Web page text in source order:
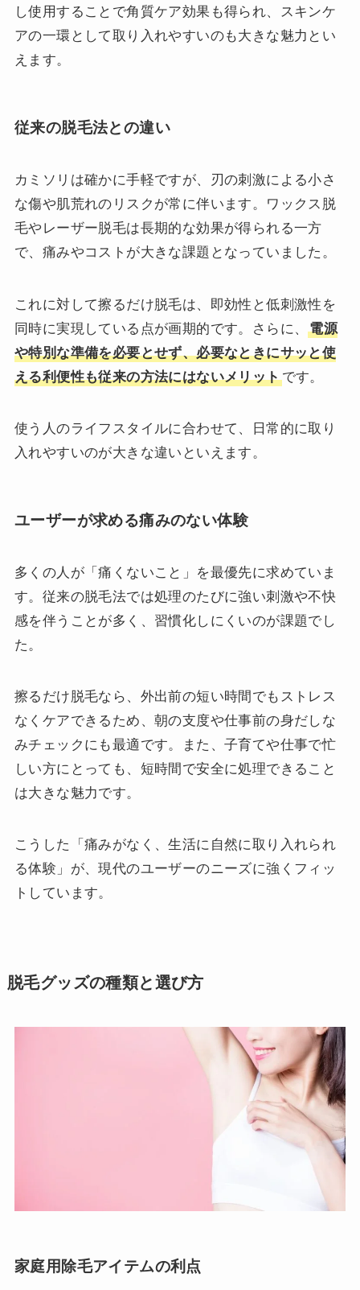
し使用することで角質ケア効果も得られ、スキンケ
アの一環として取り入れやすいのも大きな魅力とい
えます。
従来の脱毛法との違い
カミソリは確かに手軽ですが、刃の刺激による小さ
な傷や肌荒れのリスクが常に伴います。ワックス脱
毛やレーザー脱毛は長期的な効果が得られる一方
で、痛みやコストが大きな課題となっていました。
これに対して擦るだけ脱毛は、即効性と低刺激性を
同時に実現している点が画期的です。さらに、電源
や特別な準備を必要とせず、必要なときにサッと使
える利便性も従来の方法にはないメリットです。
使う人のライフスタイルに合わせて、日常的に取り
入れやすいのが大きな違いといえます。
ユーザーが求める痛みのない体験
多くの人が「痛くないこと」を最優先に求めていま
す。従来の脱毛法では処理のたびに強い刺激や不快
感を伴うことが多く、習慣化しにくいのが課題でし
た。
擦るだけ脱毛なら、外出前の短い時間でもストレス
なくケアできるため、朝の支度や仕事前の身だしな
みチェックにも最適です。また、子育てや仕事で忙
しい方にとっても、短時間で安全に処理できること
は大きな魅力です。
こうした「痛みがなく、生活に自然に取り入れられ
る体験」が、現代のユーザーのニーズに強くフィッ
トしています。
脱毛グッズの種類と選び方
家庭用除毛アイテムの利点